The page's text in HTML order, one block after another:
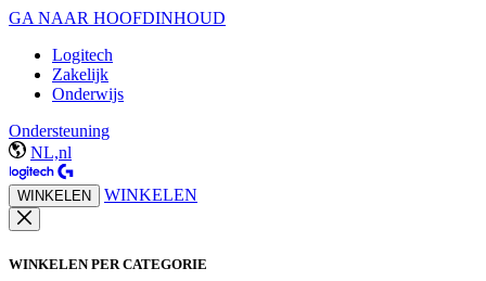
GA NAAR HOOFDINHOUD
Logitech
Zakelijk
Onderwijs
Ondersteuning
NL,nl
WINKELEN WINKELEN
WINKELEN PER CATEGORIE